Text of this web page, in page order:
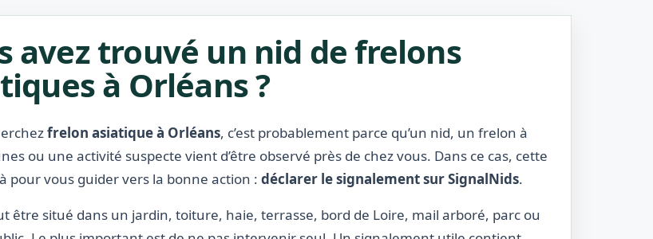
avez trouvé un nid de frelons
à Orléans ?
frelon asiatique à Orléans, c’est probablement parce qu’un nid, un frelon à
ou une activité suspecte vient d’être observé près de chez vous. Dans ce cas, cette
pour vous guider vers la bonne action : déclarer le signalement sur SignalNids.
être situé dans un jardin, toiture, haie, terrasse, bord de Loire, mail arboré, parc ou